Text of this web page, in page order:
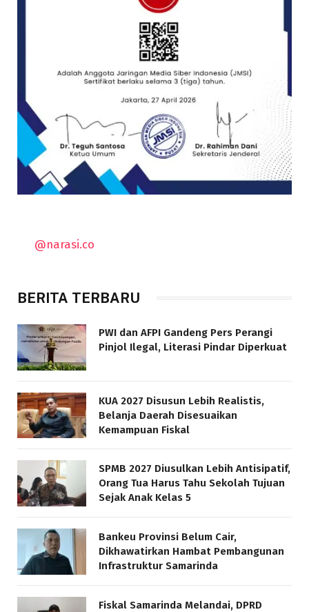
@narasi.co
BERITA TERBARU
PWI dan AFPI Gandeng Pers Perangi
Pinjol Ilegal, Literasi Pindar Diperkuat
KUA 2027 Disusun Lebih Realistis,
Belanja Daerah Disesuaikan
Kemampuan Fiskal
SPMB 2027 Diusulkan Lebih Antisipatif,
Orang Tua Harus Tahu Sekolah Tujuan
Sejak Anak Kelas 5
Bankeu Provinsi Belum Cair,
Dikhawatirkan Hambat Pembangunan
Infrastruktur Samarinda
Fiskal Samarinda Melandai, DPRD